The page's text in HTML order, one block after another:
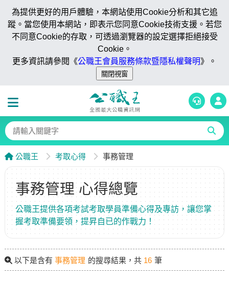
為提供更好的用戶體驗，本網站使用Cookie分析和其它追
蹤。當您使用本網站，即表示您同意Cookie技術支援。若您
不同意Cookie的存取，可透過瀏覽器的設定選擇拒絕接受
Cookie。
更多資訊請參閱《公職王會員服務條款暨隱私權聲明》。
公職王 考取心得 事務管理
事務管理 心得總覽
公職王提供各項考試考取學員準備心得及專訪，讓您掌
握考取準備要領，提昇自已的作戰力！
以下是含有 事務管理 的搜尋結果，共 16 筆